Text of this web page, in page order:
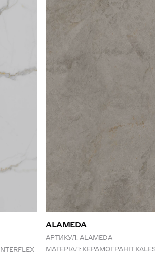
ALAMEDA
АРТИКУЛ: ALAMEDA
МАТЕРІАЛ: КЕРАМОГРАНІТ